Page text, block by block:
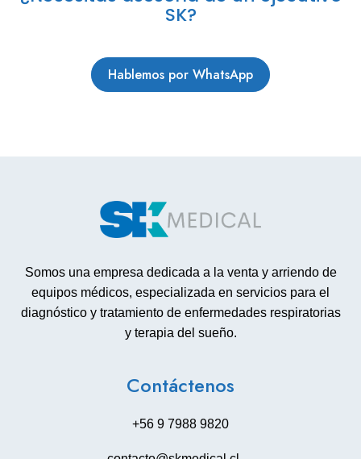
SK?
Hablemos por WhatsApp
Somos una empresa dedicada a la venta y arriendo de
equipos médicos, especializada en servicios para el
diagnóstico y tratamiento de enfermedades respiratorias
y terapia del sueño.
Contáctenos
+56 9 7988 9820